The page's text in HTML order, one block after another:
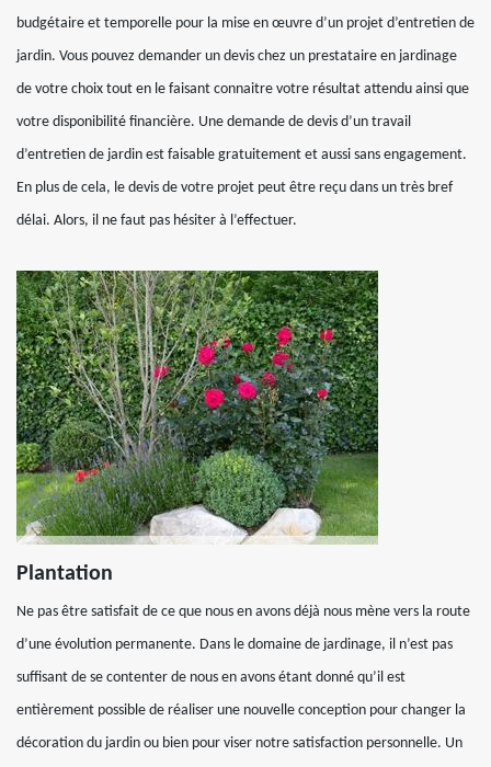
budgétaire et temporelle pour la mise en œuvre d’un projet d’entretien de
jardin. Vous pouvez demander un devis chez un prestataire en jardinage
de votre choix tout en le faisant connaitre votre résultat attendu ainsi que
votre disponibilité financière. Une demande de devis d’un travail
d’entretien de jardin est faisable gratuitement et aussi sans engagement.
En plus de cela, le devis de votre projet peut être reçu dans un très bref
délai. Alors, il ne faut pas hésiter à l’effectuer.
Plantation
Ne pas être satisfait de ce que nous en avons déjà nous mène vers la route
d’une évolution permanente. Dans le domaine de jardinage, il n’est pas
suffisant de se contenter de nous en avons étant donné qu’il est
entièrement possible de réaliser une nouvelle conception pour changer la
décoration du jardin ou bien pour viser notre satisfaction personnelle. Un